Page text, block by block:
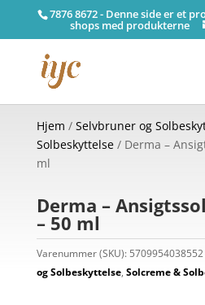
7876 8672 - Denne side er et
shops med produkterne
Hjem / Selvbruner og
Solbeskyttelse/ Derma –
ml
Derma –
– 50 ml
Varenummer (SKU): 5709954038552
og Solbeskyttelse, Solcreme &